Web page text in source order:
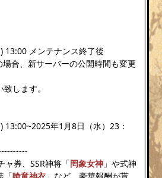
13:00 メンテナンス終了後
合、新サーバーの公開時間も変更
します。
13:00~2025年1月8日（水）23：
ャ券、SSR神将「罔象女神 」や式神
「喰竜神衣 」など、豪華報酬が貰